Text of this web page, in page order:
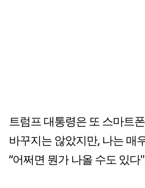
트럼프 대통령은 또 스마트
바꾸지는 않았지만, 나는 매
“어쩌면 뭔가 나올 수도 있다